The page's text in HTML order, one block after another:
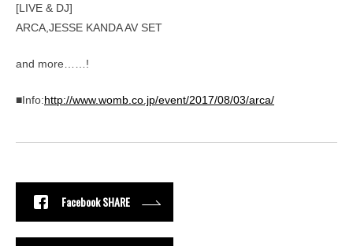
[LIVE & DJ]
ARCA,JESSE KANDA AV SET
and more……!
■Info:http://www.womb.co.jp/event/2017/08/03/arca/
Facebook SHARE